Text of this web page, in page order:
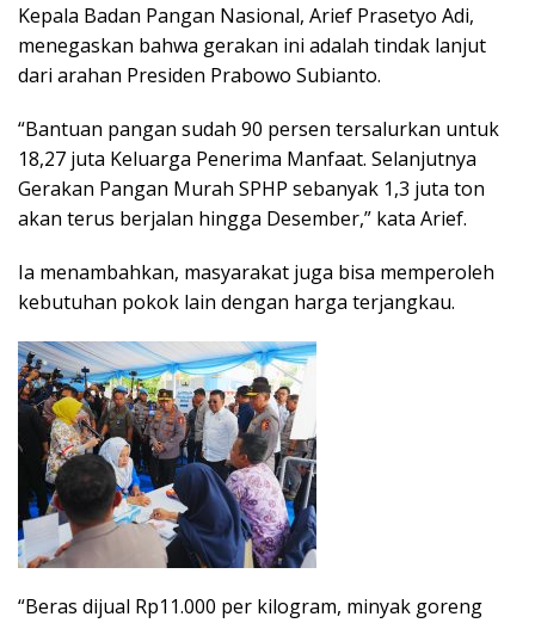
Kepala Badan Pangan Nasional, Arief Prasetyo Adi,
menegaskan bahwa gerakan ini adalah tindak lanjut
dari arahan Presiden Prabowo Subianto.
“Bantuan pangan sudah 90 persen tersalurkan untuk
18,27 juta Keluarga Penerima Manfaat. Selanjutnya
Gerakan Pangan Murah SPHP sebanyak 1,3 juta ton
akan terus berjalan hingga Desember,” kata Arief.
Ia menambahkan, masyarakat juga bisa memperoleh
kebutuhan pokok lain dengan harga terjangkau.
“Beras dijual Rp11.000 per kilogram, minyak goreng